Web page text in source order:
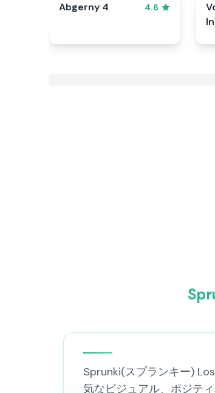
Abgerny 4 4.6
Sprunki(スプランキー)
気なビジュアル、ポジテ